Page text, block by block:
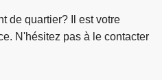
de quartier? Il est votre
N'hésitez pas à le contacter